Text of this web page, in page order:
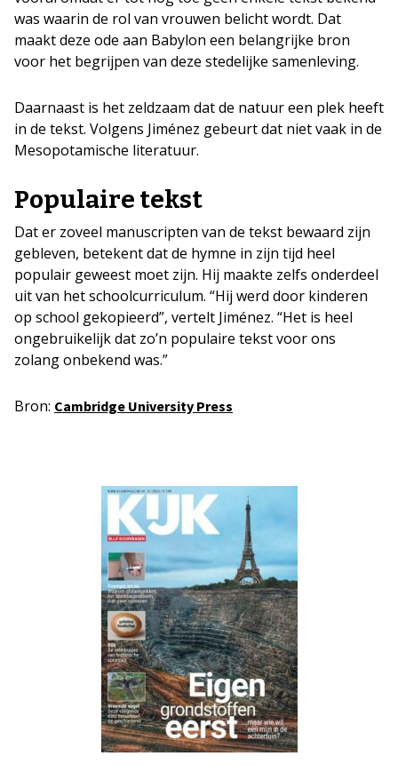
was waarin de rol van vrouwen belicht wordt. Dat
maakt deze ode aan Babylon een belangrijke bron
voor het begrijpen van deze stedelijke samenleving.
Daarnaast is het zeldzaam dat de natuur een plek heeft
in de tekst. Volgens Jiménez gebeurt dat niet vaak in de
Mesopotamische literatuur.
Populaire tekst
Dat er zoveel manuscripten van de tekst bewaard zijn
gebleven, betekent dat de hymne in zijn tijd heel
populair geweest moet zijn. Hij maakte zelfs onderdeel
uit van het schoolcurriculum. “Hij werd door kinderen
op school gekopieerd”, vertelt Jiménez. “Het is heel
ongebruikelijk dat zo’n populaire tekst voor ons
zolang onbekend was.”
Bron: Cambridge University Press